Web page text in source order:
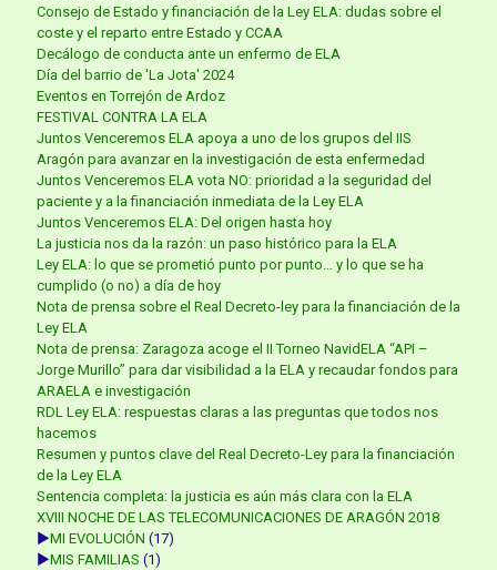
Consejo de Estado y financiación de la Ley ELA: dudas sobre el
coste y el reparto entre Estado y CCAA
Decálogo de conducta ante un enfermo de ELA
Día del barrio de 'La Jota' 2024
Eventos en Torrejón de Ardoz
FESTIVAL CONTRA LA ELA
Juntos Venceremos ELA apoya a uno de los grupos del IIS
Aragón para avanzar en la investigación de esta enfermedad
Juntos Venceremos ELA vota NO: prioridad a la seguridad del
paciente y a la financiación inmediata de la Ley ELA
Juntos Venceremos ELA: Del origen hasta hoy
La justicia nos da la razón: un paso histórico para la ELA
Ley ELA: lo que se prometió punto por punto… y lo que se ha
cumplido (o no) a día de hoy
Nota de prensa sobre el Real Decreto-ley para la financiación de la
Ley ELA
Nota de prensa: Zaragoza acoge el II Torneo NavidELA “API –
Jorge Murillo” para dar visibilidad a la ELA y recaudar fondos para
ARAELA e investigación
RDL Ley ELA: respuestas claras a las preguntas que todos nos
hacemos
Resumen y puntos clave del Real Decreto-Ley para la financiación
de la Ley ELA
Sentencia completa: la justicia es aún más clara con la ELA
XVIII NOCHE DE LAS TELECOMUNICACIONES DE ARAGÓN 2018
►MI EVOLUCIÓN (17)
►MIS FAMILIAS (1)